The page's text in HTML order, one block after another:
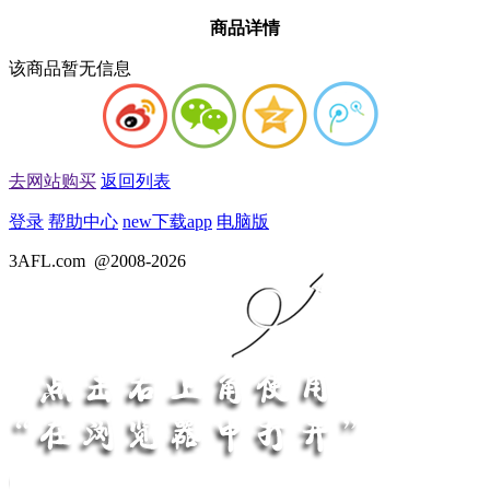
商品详情
该商品暂无信息
去网站购买 返回列表
登录 帮助中心 new下载app 电脑版
3AFL.com @2008-2026